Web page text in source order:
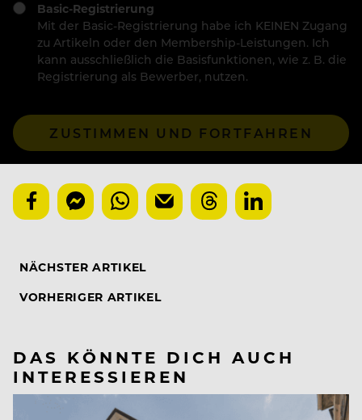
Basic-Registrierung
Mit der Basic-Registrierung habe ich KEINEN Zugang
zu Artikeln oder den Membership-Leistungen. Ich
kann ausschließlich die Basisfunktionen, wie z. B. die
Registrierung als Bewerber, nutzen.
ZUSTIMMEN UND FORTFAHREN
NÄCHSTER ARTIKEL
VORHERIGER ARTIKEL
DAS KÖNNTE DICH AUCH
INTERESSIEREN